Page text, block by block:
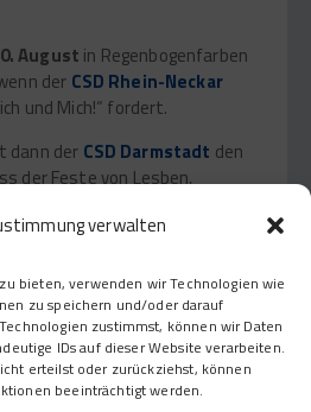
verwalten
bieten, verwenden wir Technologien wie
zu speichern und/oder darauf
zustimmst, können wir Daten
IDs auf dieser Website verarbeiten.
erteilst oder zurückziehst, können
beeinträchtigt werden.
August in Regenbogenfarben
der CSD Rhein-Neckar
und Mich!“ fordert.
dann der CSD Darmstadt den
der Feste von Lesben,
Intersexuellen.
vollem Recht queer!“
los – in diesem Sinne:
anderen CSDs der Region!